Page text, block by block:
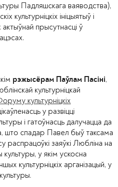
Падляшскага ваяводства),
культурніцкіх ініцыятыў і
актыўнай прысутнасці ў
рэжысёрам Паўлам Пасіні,
культурніцкай
культурніцкіх
у развіцці
і гатоўнасць далучацца да
што спадар Павел быў таксама
распрацоўкі заяўкі Любліна на
у якім ускосна
культурніцкіх арганізацый, у